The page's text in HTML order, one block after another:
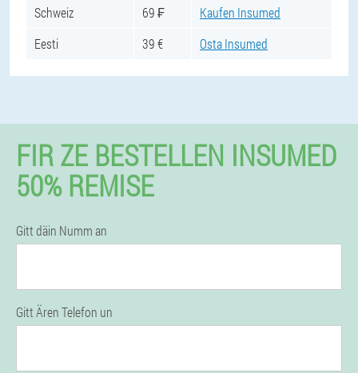
Schweiz
69 ₣
Kaufen Insumed
Eesti
39 € Osta Insumed
FIR ZE BESTELLEN INSUMED
50% REMISE
Gitt däin Numm an
Gitt Ären Telefon un